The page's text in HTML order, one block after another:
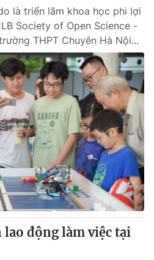
Podcast
Infographic
Shorts video
VTV Thể thao
Bất động sản
Tấm lòng Việt
Vươn mình bằng AI
là triển lãm khoa học phi lợi
Society of Open Science -
THPT Chuyên Hà Nội...
động làm việc tại